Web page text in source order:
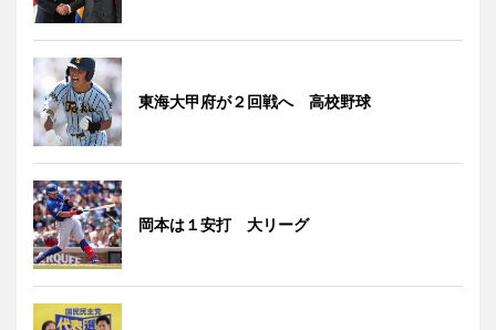
東海大甲府が２回戦へ 高校野球
岡本は１安打 大リーグ